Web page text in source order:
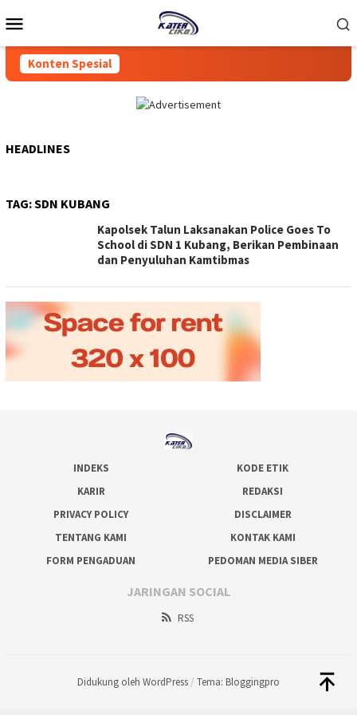
ke
Mobile
Konten Spesial
HEADLINES
TAG:SDN KUBANG
Kapolsek Talun Laksanakan Police Goes To
School di SDN 1 Kubang, Berikan Pembinaan
dan Penyuluhan Kamtibmas
INDEKS
KODE ETIK
KARIR
REDAKSI
PRIVACY POLICY
DISCLAIMER
TENTANG KAMI
KONTAK KAMI
FORM PENGADUAN
PEDOMAN MEDIA SIBER
JARINGAN SOCIAL
RSS
Didukung oleh WordPress / Tema: Bloggingpro